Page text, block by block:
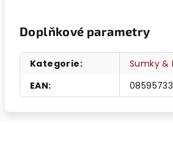
Doplňkové parametry
Kategorie:
Sumky &
EAN: